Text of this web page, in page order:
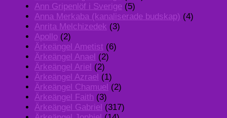
Ann Gripenlöf i Sverige (5)
Anna Merkaba (kanaliserade budskap) (4)
Anrita Melchizedek (3)
Apollo (2)
Ärkeängel Ametist (6)
Ärkeängel Anael (2)
Ärkeängel Ariel (2)
Ärkeängel Azrael (1)
Ärkeängel Chamuel (2)
Ärkeängel Faith (3)
Ärkeängel Gabriel (317)